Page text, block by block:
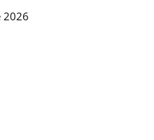
2026